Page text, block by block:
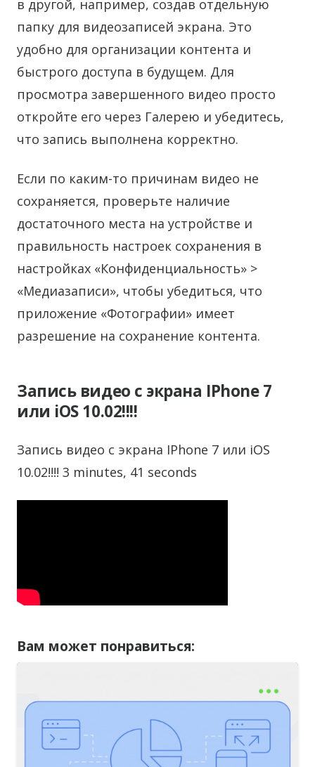
в другой, например, создав отдельную
папку для видеозаписей экрана. Это
удобно для организации контента и
быстрого доступа в будущем. Для
просмотра завершенного видео просто
откройте его через Галерею и убедитесь,
что запись выполнена корректно.
Если по каким-то причинам видео не
сохраняется, проверьте наличие
достаточного места на устройстве и
правильность настроек сохранения в
настройках «Конфиденциальность» >
«Медиазаписи», чтобы убедиться, что
приложение «Фотографии» имеет
разрешение на сохранение контента.
Запись видео с экрана IPhone 7
или iOS 10.02!!!!
Запись видео с экрана IPhone 7 или iOS
10.02!!!! 3 minutes, 41 seconds
Вам может понравиться: